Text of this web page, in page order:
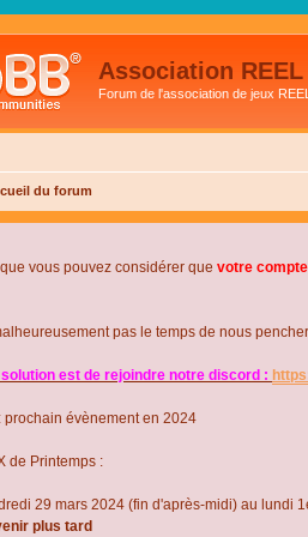
Association REEL
Forum de l'association de jeux REEL
du forum
vous pouvez considérer que votre
pas le temps de nous
est de rejoindre notre discord :
prochain évènement en 2024
de Printemps :
29 mars 2024 (fin d'après-midi) au lundi
plus tard